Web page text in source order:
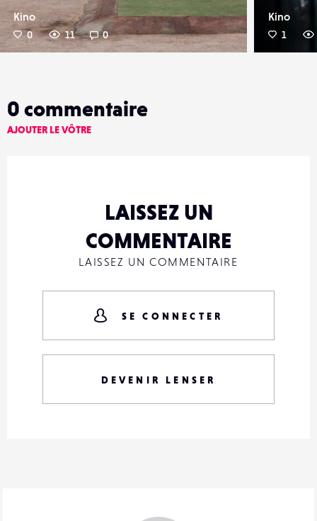
Kino
0 11 0
Kino
1
0 commentaire
AJOUTER LE VÔTRE
LAISSEZ UN
COMMENTAIRE
LAISSEZ UN COMMENTAIRE
SE CONNECTER
DEVENIR LENSER